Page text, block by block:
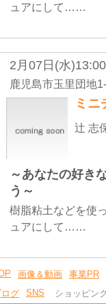
ュアにして……
2月07日(水
鹿児島市玉里団地
ミニ
辻 志
～あなたの好き
う～
樹脂粘土などを使
ュアにして……
画像＆動画 事業PR
グ
SNS ショッピン